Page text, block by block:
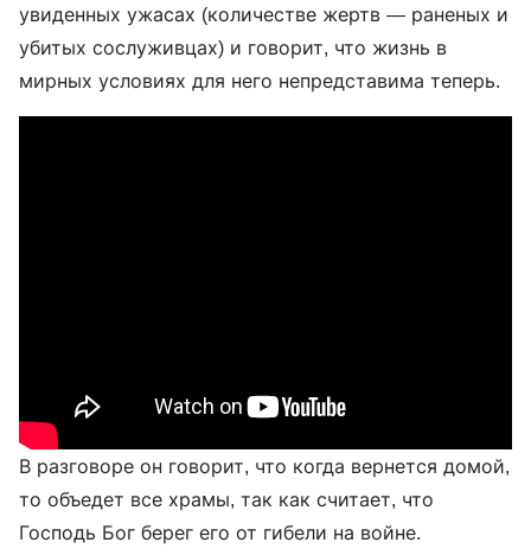
увиденных ужасах (количестве жертв — раненых и
убитых сослуживцах) и говорит, что жизнь в
мирных условиях для него непредставима теперь.
В разговоре он говорит, что когда вернется домой,
то объедет все храмы, так как считает, что
Господь Бог берег его от гибели на войне.